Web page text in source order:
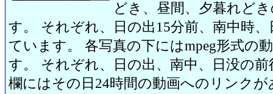
どき、昼間、夕暮れど
す。 それぞれ、日の出15分前、南中時
ています。 各写真の下にはmpeg形式の
す。 それぞれ、日の出、南中、日没の
欄にはその日24時間の動画へのリンク